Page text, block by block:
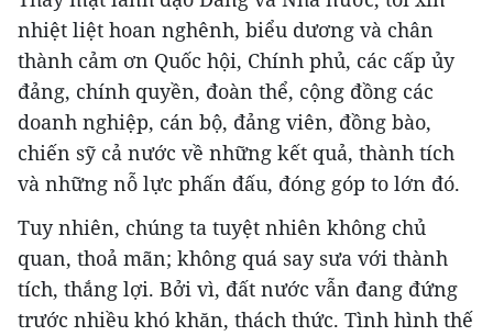
nhiệt liệt hoan nghênh, biểu dương và chân
thành cảm ơn Quốc hội, Chính phủ, các cấp ủy
đảng, chính quyền, đoàn thể, cộng đồng các
doanh nghiệp, cán bộ, đảng viên, đồng bào,
chiến sỹ cả nước về những kết quả, thành tích
và những nỗ lực phấn đấu, đóng góp to lớn đó.
Tuy nhiên, chúng ta tuyệt nhiên không chủ
quan, thoả mãn; không quá say sưa với thành
tích, thắng lợi. Bởi vì, đất nước vẫn đang đứng
trước nhiều khó khăn, thách thức. Tình hình thế